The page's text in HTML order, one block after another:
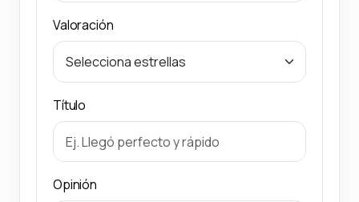
Valoración
Título
Opinión